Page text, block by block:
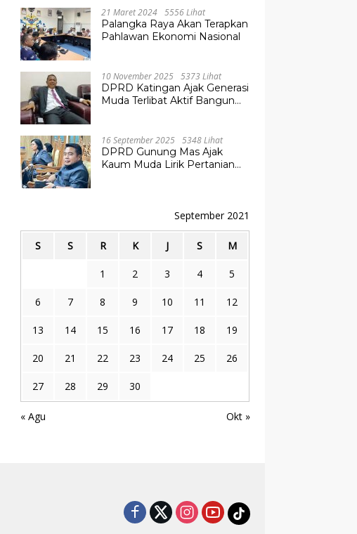
21 Maret 2024 5556 Lihat
Palangka Raya Akan Terapkan
Pahlawan Ekonomi Nasional
10 November 2025 5373 Lihat
DPRD Katingan Ajak Generasi
Muda Terlibat Aktif Bangun
16 September 2025 5348 Lihat
DPRD Gunung Mas Ajak
Kaum Muda Lirik Pertanian
September 2021
S S R K J S M
1 2 3 4 5
6 7 8 9 10 11 12
13 14 15 16 17 18 19
20 21 22 23 24 25 26
27 28 29 30
« Agu Okt »